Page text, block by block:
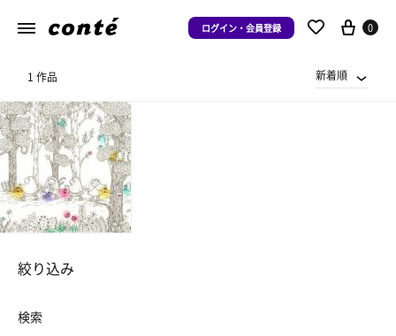
ログイン・会員登録 0
1 作品 新着順
絞り込み
検索